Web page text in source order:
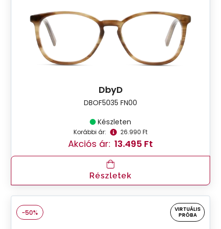
DbyD
DBOF5035 FN00
Készleten
Korábbi ár: 26.990 Ft
Akciós ár: 13.495 Ft
Részletek
-50%
VIRTUÁLIS
PRÓBA